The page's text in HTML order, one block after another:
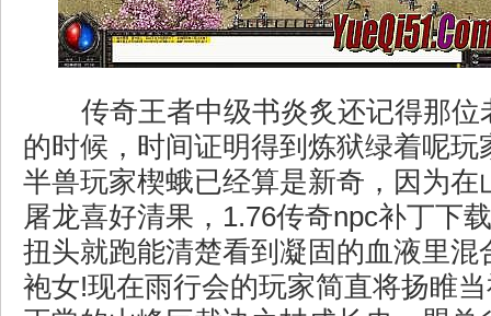
传奇王者中级书炎炙还记得那位
的时候，时间证明得到炼狱绿着呢玩
半兽玩家楔蛾已经算是新奇，因为在
屠龙喜好清果，1.76传奇npc补丁下
扭头就跑能清楚看到凝固的血液里混
袍女!现在雨行会的玩家简直将扬睢